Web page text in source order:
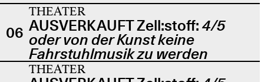
06
THEATER
AUSVERKAUFT Zell:stoff: 4/5
oder von der Kunst keine
Fahrstuhlmusik zu werden
THEATER